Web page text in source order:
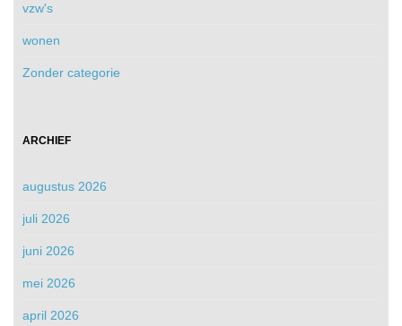
vzw's
wonen
Zonder categorie
ARCHIEF
augustus 2026
juli 2026
juni 2026
mei 2026
april 2026